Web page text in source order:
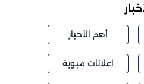
أهم الأخبار
اعلانات مبوبة